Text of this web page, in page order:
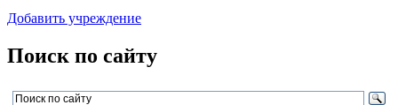
Добавить учреждение
Поиск по сайту